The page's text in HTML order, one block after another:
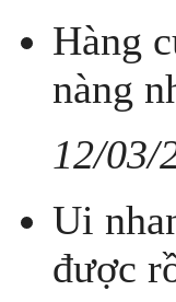
Hàng
nàng
12/03/
Ui
được